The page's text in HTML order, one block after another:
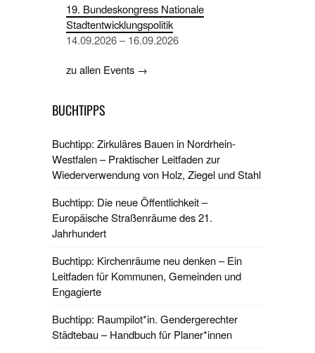
19. Bundeskongress Nationale
Stadtentwicklungspolitik
14.09.2026 – 16.09.2026
zu allen Events →
BUCHTIPPS
Buchtipp: Zirkuläres Bauen in Nordrhein-
Westfalen – Praktischer Leitfaden zur
Wiederverwendung von Holz, Ziegel und Stahl
Buchtipp: Die neue Öffentlichkeit –
Europäische Straßenräume des 21.
Jahrhundert
Buchtipp: Kirchenräume neu denken – Ein
Leitfaden für Kommunen, Gemeinden und
Engagierte
Buchtipp: Raumpilot*in. Gendergerechter
Städtebau – Handbuch für Planer*innen